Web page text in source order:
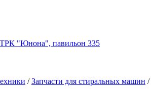
ТРК "Юнона", павильон 335
/Запчасти для стиральных машин /